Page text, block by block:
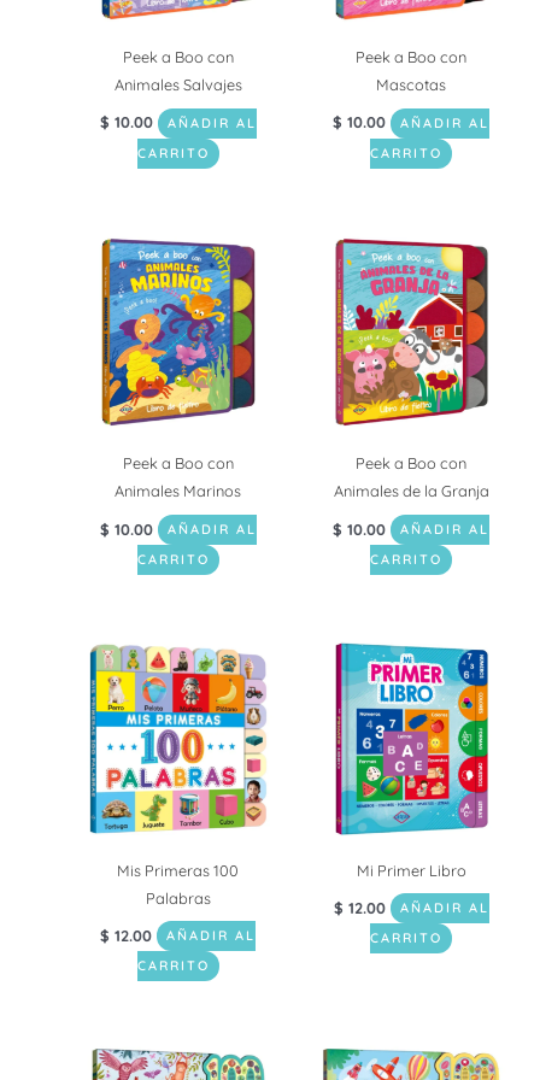
Peek a Boo con
Animales Salvajes
$ 10.00
AÑADIR AL
CARRITO
Peek a Boo con
Mascotas
$ 10.00
AÑADIR AL
CARRITO
Peek a Boo con
Animales Marinos
$ 10.00
AÑADIR AL
CARRITO
Peek a Boo con
Animales de la Granja
$ 10.00
AÑADIR AL
CARRITO
Mis Primeras 100
Palabras
$ 12.00
AÑADIR AL
CARRITO
Mi Primer Libro
$ 12.00
AÑADIR AL
CARRITO